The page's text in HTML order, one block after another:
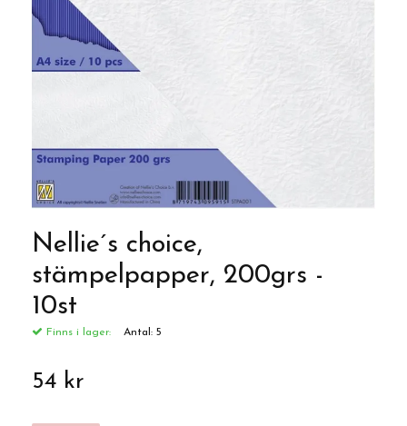
Nellie´s choice,
stämpelpapper, 200grs -
10st
Finns i lager: Antal: 5
54 kr